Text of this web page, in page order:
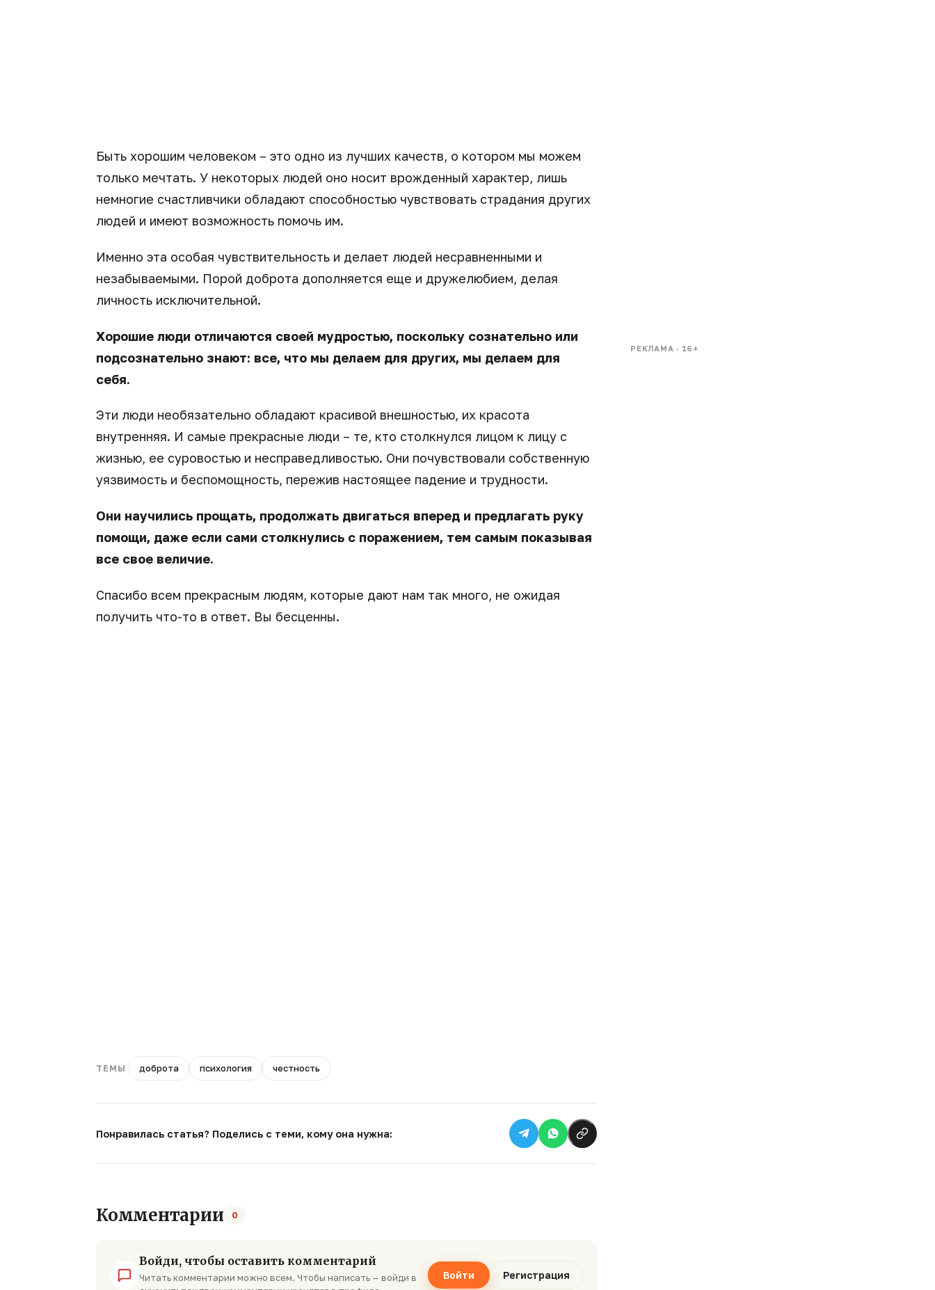
Быть хорошим человеком – это одно из лучших качеств, о котором мы можем
только мечтать. У некоторых людей оно носит врожденный характер, лишь
немногие счастливчики обладают способностью чувствовать страдания других
людей и имеют возможность помочь им.
Именно эта особая чувствительность и делает людей несравненными и
незабываемыми. Порой доброта дополняется еще и дружелюбием, делая
личность исключительной.
Хорошие люди отличаются своей мудростью, поскольку сознательно или
подсознательно знают: все, что мы делаем для других, мы делаем для
себя.
Эти люди необязательно обладают красивой внешностью, их красота
внутренняя. И самые прекрасные люди – те, кто столкнулся лицом к лицу с
жизнью, ее суровостью и несправедливостью. Они почувствовали собственную
уязвимость и беспомощность, пережив настоящее падение и трудности.
Они научились прощать, продолжать двигаться вперед и предлагать руку
помощи, даже если сами столкнулись с поражением, тем самым показывая
все свое величие.
Спасибо всем прекрасным людям, которые дают нам так много, не ожидая
получить что-то в ответ. Вы бесценны.
ТЕМЫ доброта психология честность
Понравилась статья? Поделись с теми, кому она нужна:
РЕКЛАМА · 16+
Комментарии 0
Войди, чтобы оставить комментарий
Читать комментарии можно всем. Чтобы написать — войди в
Войти Регистрация